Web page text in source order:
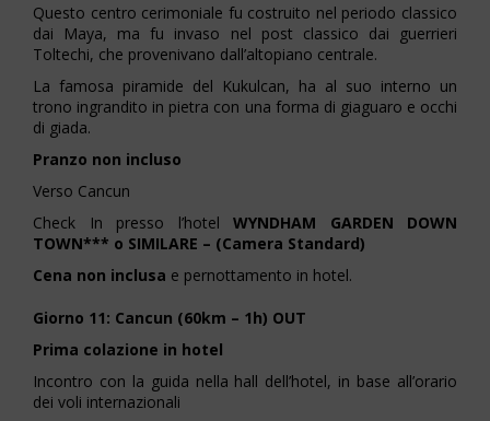
Questo centro cerimoniale fu costruito nel periodo classico
dai Maya, ma fu invaso nel post classico dai guerrieri
Toltechi, che provenivano dall’altopiano centrale.
La famosa piramide del Kukulcan, ha al suo interno un
trono ingrandito in pietra con una forma di giaguaro e occhi
di giada.
Pranzo non incluso
Verso Cancun
Check In presso l’hotel WYNDHAM GARDEN DOWN
TOWN*** o SIMILARE – (Camera Standard)
Cena non inclusa e pernottamento in hotel.
Giorno 11: Cancun (60km – 1h) OUT
Prima colazione in hotel
Incontro con la guida nella hall dell’hotel, in base all’orario
dei voli internazionali